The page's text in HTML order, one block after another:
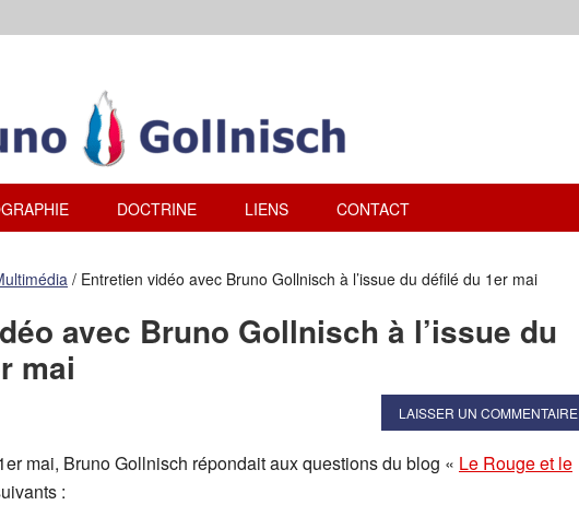
DOCTRINE LIENS CONTACT
/ Entretien vidéo avec Bruno Gollnisch à l’issue du défilé du 1er mai
avec Bruno Gollnisch à l’issue du
mai
LAISSER UN COMMENTAIRE
mai, Bruno Gollnisch répondait aux questions du blog « Le Rouge et le
: